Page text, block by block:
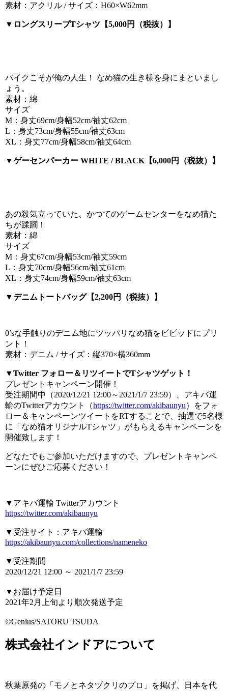
素材：アクリル / サイズ：H60×W62mm
▼ロングスリーブTシャツ【5,000円（税抜）】
バイクこそが俺の人生！ なめ猫の生き様を身にまといまし
ょう。
素材：綿
サイズ
M：身丈69cm/身幅52cm/袖丈62cm
L：身丈73cm/身幅55cm/袖丈63cm
XL：身丈77cm/身幅58cm/袖丈64cm
▼ゲーセンパーカー WHITE / BLACK【6,000円（税抜）】
あの殺気立っていた、かつてのゲームセンターをなめ猫た
ちが蹂躙！
素材：綿
サイズ
M：身丈67cm/身幅53cm/袖丈59cm
L：身丈70cm/身幅56cm/袖丈61cm
XL：身丈74cm/身幅59cm/袖丈63cm
▼デニムトートバッグ【2,200円（税抜）】
0’sな手触りのデニム地にツッパリなめ猫をビビッドにプリ
ント！
素材：デニム / サイズ：縦370×横360mm
▼Twitter フォロー＆リツイートでTシャツゲット！
プレゼントキャンペーン開催！
受注期間中（2020/12/21 12:00～2021/1/7 23:59）、アキバ運
輸のTwitterアカウント（https://twitter.com/akibaunyu）をフォ
ロー＆キャンペーンツイートをRTすることで、抽選で5名様
に「なめ猫オリジナルTシャツ」がもらえるキャンペーンを
開催致します！
どなたでもご参加いただけますので、プレゼントキャンペ
ーンにぜひご応募ください！
▼アキバ運輸 Twitterアカウント
https://twitter.com/akibaunyu
▼受注サイト：アキバ運輸
https://akibaunyu.com/collections/nameneko
▼受注期間
2020/12/21 12:00 ～ 2021/1/7 23:59
▼お届け予定日
2021年2月上旬より順次発送予定
©Genius/SATORU TSUDA
株式会社インドアについて
秋葉原発の「モノとネタヅクリのプロ」を掲げ、日本を代